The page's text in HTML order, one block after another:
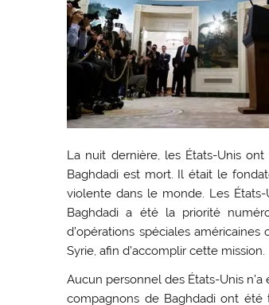
La nuit dernière, les États-Unis
Baghdadi est mort. Il était le
violente dans le monde. Les
Baghdadi a été la priorité
d’opérations spéciales
Syrie, afin d’accomplir cette mission.
Aucun personnel des États-Unis
compagnons de Baghdadi ont été